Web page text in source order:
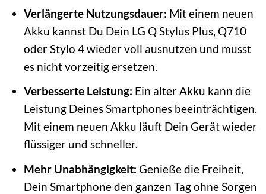
Verlängerte Nutzungsdauer: Mit einem neuen
Akku kannst Du Dein LG Q Stylus Plus, Q710
oder Stylo 4 wieder voll ausnutzen und musst
es nicht vorzeitig ersetzen.
Verbesserte Leistung: Ein alter Akku kann die
Leistung Deines Smartphones beeinträchtigen.
Mit einem neuen Akku läuft Dein Gerät wieder
flüssiger und schneller.
Mehr Unabhängigkeit: Genieße die Freiheit,
Dein Smartphone den ganzen Tag ohne Sorgen